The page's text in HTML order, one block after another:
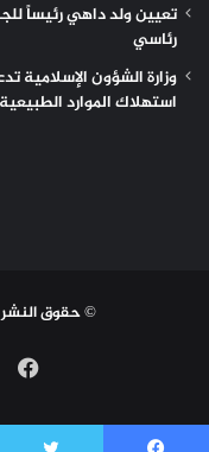
تعيين ولد داهي رئيساً
رئاسي
وزارة الشؤون
استهلاك الموارد الطبيعية
© حقوق النشر 2026، جميع الحقوق